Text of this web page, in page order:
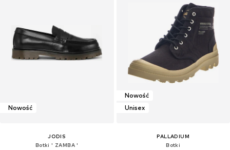
Nowość
JODIS
Botki ' ZAMBA '
Nowość
Unisex
PALLADIUM
Botki